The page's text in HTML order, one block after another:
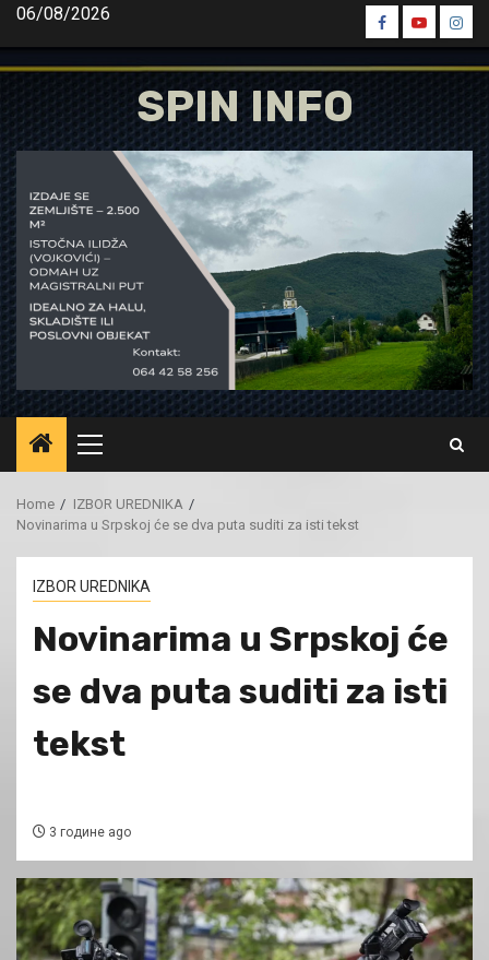
Skip
content
06/08/2026
Spin
Facebook
Spin
Youtube
Spin
SPIN INFO
Primary
Menu
Home
IZBOR UREDNIKA
Novinarima u Srpskoj će se dva puta suditi za isti tekst
IZBOR UREDNIKA
Novinarima u Srpskoj će
se dva puta suditi za isti
tekst
3 године ago